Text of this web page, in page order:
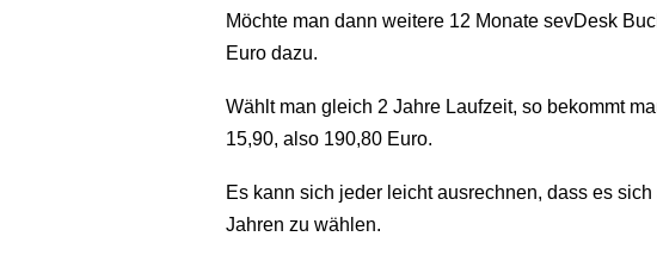
Möchte man dann weitere 12 Monate sevDesk
Euro dazu.
Wählt man gleich 2 Jahre Laufzeit, so bekommt
15,90, also 190,80 Euro.
Es kann sich jeder leicht ausrechnen, dass es
Jahren zu wählen.